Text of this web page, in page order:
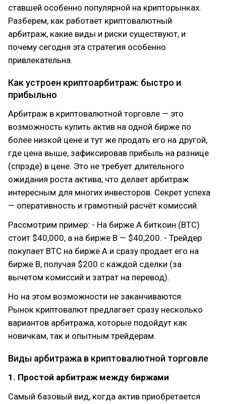
ставшей особенно популярной на крипторынках.
Разберем, как работает криптовалютный
арбитраж, какие виды и риски существуют, и
почему сегодня эта стратегия особенно
привлекательна.
Как устроен криптоарбитраж: быстро и
прибыльно
Арбитраж в криптовалютной торговле — это
возможность купить актив на одной бирже по
более низкой цене и тут же продать его на другой,
где цена выше, зафиксировав прибыль на разнице
(спрэде) в цене. Это не требует длительного
ожидания роста актива, что делает арбитраж
интересным для многих инвесторов. Секрет успеха
— оперативность и грамотный расчёт комиссий.
Рассмотрим пример: - На бирже А биткоин (BTC)
стоит $40,000, а на бирже B — $40,200. - Трейдер
покупает BTC на бирже А и сразу продает его на
бирже B, получая $200 с каждой сделки (за
вычетом комиссий и затрат на перевод).
Но на этом возможности не заканчиваются.
Рынок криптовалют предлагает сразу несколько
вариантов арбитража, которые подойдут как
новичкам, так и опытным трейдерам.
Виды арбитража в криптовалютной торговле
1. Простой арбитраж между биржами
Самый базовый вид, когда актив приобретается